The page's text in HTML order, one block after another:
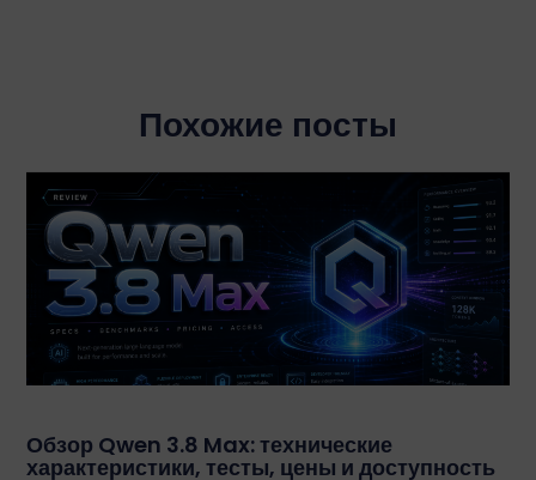
Похожие посты
Обзор Qwen 3.8 Max: технические
характеристики, тесты, цены и доступность